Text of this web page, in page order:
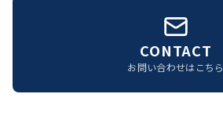
CONTACT
お問い合わせはこちら